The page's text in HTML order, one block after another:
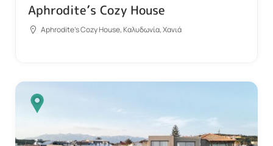
Aphrodite’s Cozy House
Aphrodite's Cozy House, Καλυδωνία, Χανιά